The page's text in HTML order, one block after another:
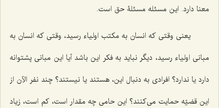
معنا دارد. این مسئله مسئلۀ حق است.
یعنی وقتی که انسان به مکتب اولیاء رسید، وقتی که انسان به
مبانی اولیاء رسید، دیگر نباید به فکر این باشد آیا این مبانی پشتوانه
دارد یا ندارد؟ افرادی به دنبال این، هستند یا نیستند؟ چند نفر الآن از
این قضیّه حمایت می‌کنند؟ این حامی چه مقدار است، کم است، زیاد